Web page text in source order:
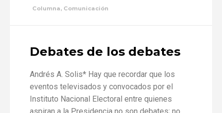
Columna, Comunicación
Debates de los debates
Andrés A. Solis* Hay que recordar que los
eventos televisados y convocados por el
Instituto Nacional Electoral entre quienes